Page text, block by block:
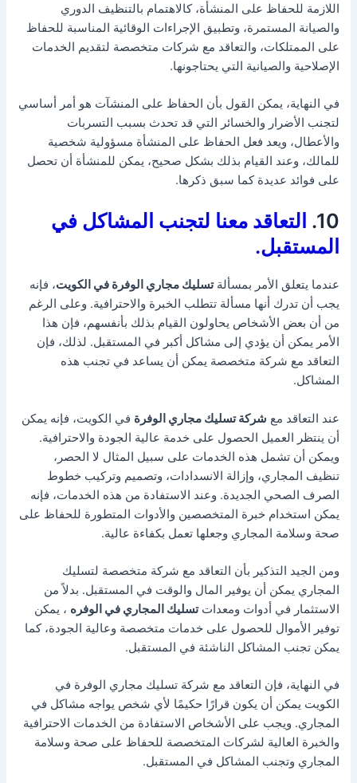
اللازمة للحفاظ على المنشأة، كالاهتمام بالتنظيف الدوري
والصيانة المستمرة، وتطبيق الإجراءات الوقائية المناسبة للحفاظ
على الممتلكات، والتعاقد مع شركات متخصصة لتقديم الخدمات
الإصلاحية والصيانية التي يحتاجونها.
في النهاية، يمكن القول بأن الحفاظ على المنشآت هو أمر أساسي
لتجنب الأضرار والخسائر التي قد تحدث بسبب التسربات
والأعطال، ويعد فعل الحفاظ على المنشأة مسؤولية شخصية
للمالك، وعند القيام بذلك بشكل صحيح، يمكن للمنشأة أن تحصل
على فوائد عديدة كما سبق ذكرها.
10.
التعاقد معنا لتجنب المشاكل في
المستقبل.
عندما يتعلق الأمر بمسألةتسليك مجاري الوفرة في الكويت، فإنه
يجب أن تدرك أنها مسألة تتطلب الخبرة والاحترافية. وعلى الرغم
من أن بعض الأشخاص يحاولون القيام بذلك بأنفسهم، فإن هذا
الأمر يمكن أن يؤدي إلى مشاكل أكبر في المستقبل. لذلك، فإن
التعاقد مع شركة متخصصة يمكن أن يساعد في تجنب هذه
المشاكل.
عند التعاقد مع شركة تسليك مجاري الوفرة في الكويت، فإنه يمكن
أن ينتظر العميل الحصول على خدمة عالية الجودة والاحترافية.
ويمكن أن تشمل هذه الخدمات على سبيل المثال لا الحصر،
تنظيف المجاري، وإزالة الانسدادات، وتصميم وتركيب خطوط
الصرف الصحي الجديدة. وعند الاستفادة من هذه الخدمات، فإنه
يمكن استخدام خبرة المتخصصين والأدوات المتطورة للحفاظ على
صحة وسلامة المجاري وجعلها تعمل بكفاءة عالية.
ومن الجيد التذكير بأن التعاقد مع شركة متخصصة لتسليك
المجاري يمكن أن يوفير المال والوقت في المستقبل. بدلاً من
الاستثمار في أدوات ومعداتتسليك المجاري في الوفره ، يمكن
توفير الأموال للحصول على خدمات متخصصة وعالية الجودة، كما
يمكن تجنب المشاكل الناشئة في المستقبل.
في النهاية، فإن التعاقد مع شركة تسليك مجاري الوفرة في
الكويت يمكن أن يكون قرارًا حكيمًا لأي شخص يواجه مشاكل في
المجاري. ويجب على الأشخاص الاستفادة من الخدمات الاحترافية
والخبرة العالية لشركات المتخصصة للحفاظ على صحة وسلامة
المجاري وتجنب المشاكل في المستقبل.